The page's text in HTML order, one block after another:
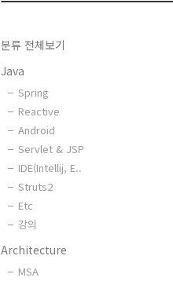
분류 전체보기
Java
Spring
Reactive
Android
Servlet & JSP
IDE(Intellij, E..
Struts2
Etc
강의
Architecture
MSA